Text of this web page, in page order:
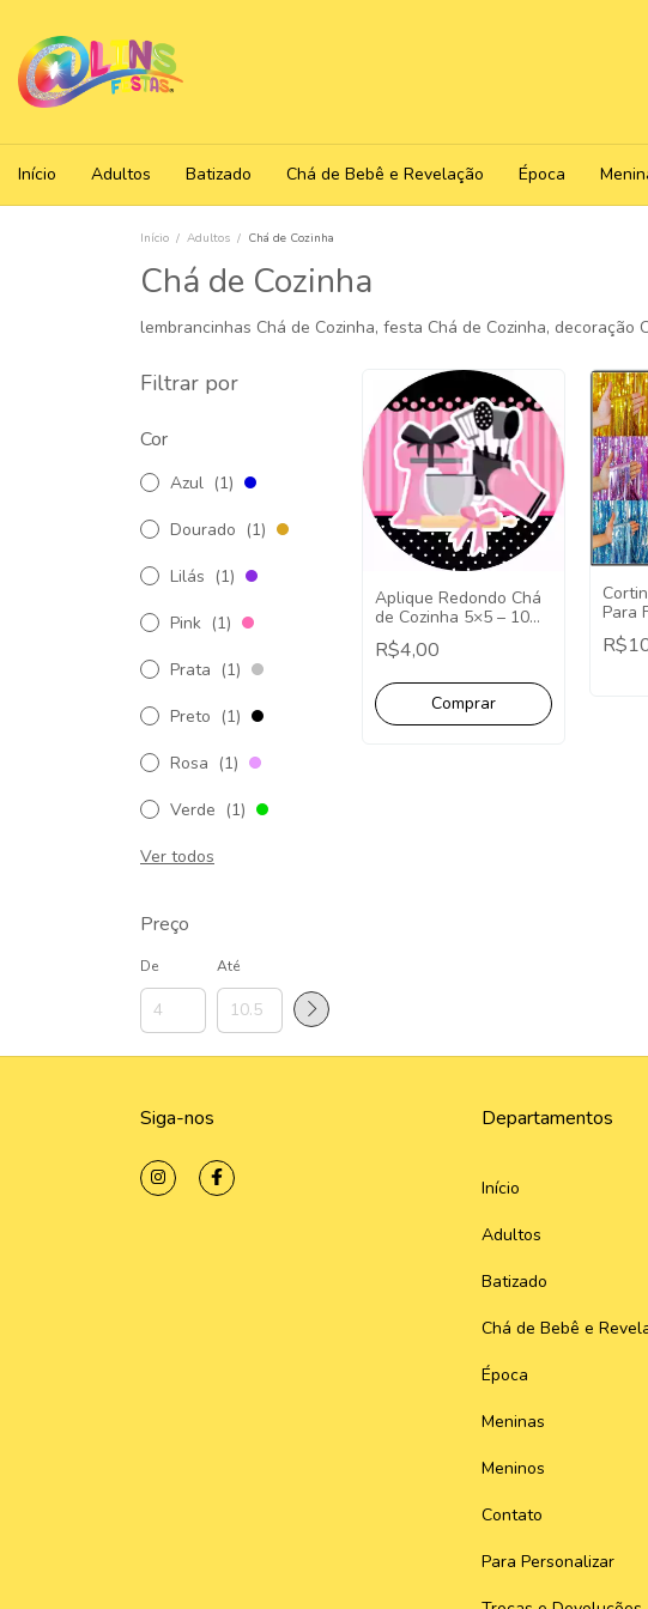
Início Adultos Batizado Chá de Bebê e Revelação Época
Início / Adultos / Chá de Cozinha
Chá de Cozinha
lembrancinhas Chá de Cozinha, festa Chá de Cozinha,
Filtrar por
Cor
Azul (1)
Dourado (1)
Lilás (1)
Pink (1)
Prata (1)
Preto (1)
Rosa (1)
Verde (1)
Ver todos
Preço
De Até
Aplique Redondo Chá
de Cozinha 5×5 – 10
Unidades.
R$4,00
Para
2x1
Siga-nos Departamentos
Início
Adultos
Batizado
Chá de Bebê e
Época
Meninas
Meninos
Contato
Para Personalizar